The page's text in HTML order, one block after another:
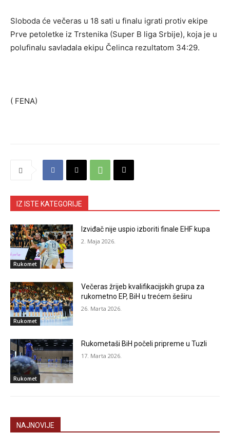
Sloboda će večeras u 18 sati u finalu igrati protiv ekipe
Prve petoletke iz Trstenika (Super B liga Srbije), koja je u
polufinalu savladala ekipu Čelinca rezultatom 34:29.
( FENA)
IZ ISTE KATEGORIJE
Rukomet
Izviđač nije uspio izboriti finale EHF kupa
2. Maja 2026.
Rukomet
Večeras žrijeb kvalifikacijskih grupa za
rukometno EP, BiH u trećem šeširu
26. Marta 2026.
Rukomet
Rukometaši BiH počeli pripreme u Tuzli
17. Marta 2026.
NAJNOVIJE